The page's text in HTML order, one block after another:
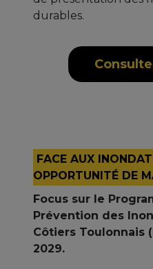
durables.
FACE AUX
OPPORTUNITÉ DE
Focus sur le
Prévention des
Côtiers Toulonnais
2029.